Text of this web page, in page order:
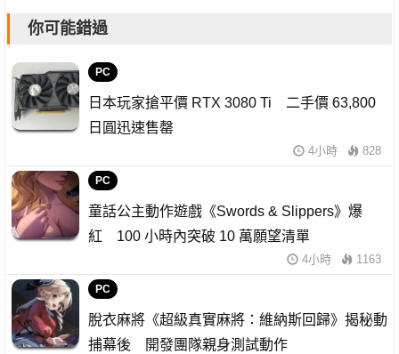
你可能錯過
PC
日本玩家搶平價 RTX 3080 Ti 二手價 63,800
日圓迅速售罄
4小時 828
PC
童話公主動作遊戲《Swords & Slippers》爆
紅 100 小時內突破 10 萬願望清單
4小時 1163
PC
脫衣麻將《超級真實麻將：維納斯回歸》揭秘動
捕幕後 開發團隊親身測試動作